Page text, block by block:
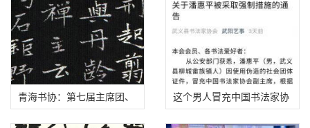
青海书协：第七届主席团、
理事会名单
这个男人冒充中国书法家协
会副主席，被抓了！